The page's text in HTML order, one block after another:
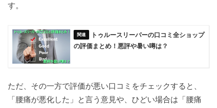
す。
トゥルースリーパーの口コミ全ショップ
の評価まとめ！悪評や暑い噂は？
ただ、その一方で評価が悪い口コミをチェックすると、
「腰痛が悪化した」と言う意見や、ひどい場合は「腰痛